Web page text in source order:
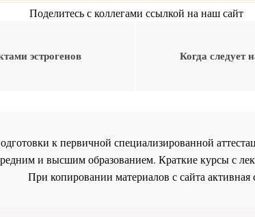
Поделитесь с коллегами ссылкой на наш сайт
эстрогенов
Когда следует
к первичной специализированной
и высшим образованием. Краткие курсы с
При копировании материалов с сайта активная